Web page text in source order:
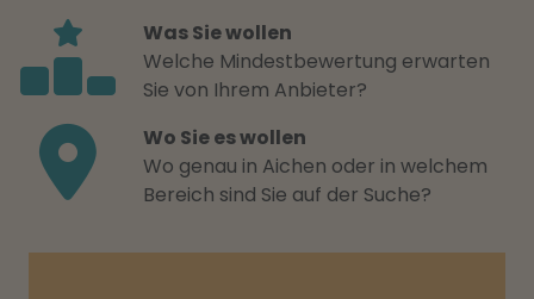
Was Sie wollen
Welche Mindestbewertung erwarten
Sie von Ihrem Anbieter?
Wo Sie es wollen
Wo genau in Aichen oder in welchem
Bereich sind Sie auf der Suche?